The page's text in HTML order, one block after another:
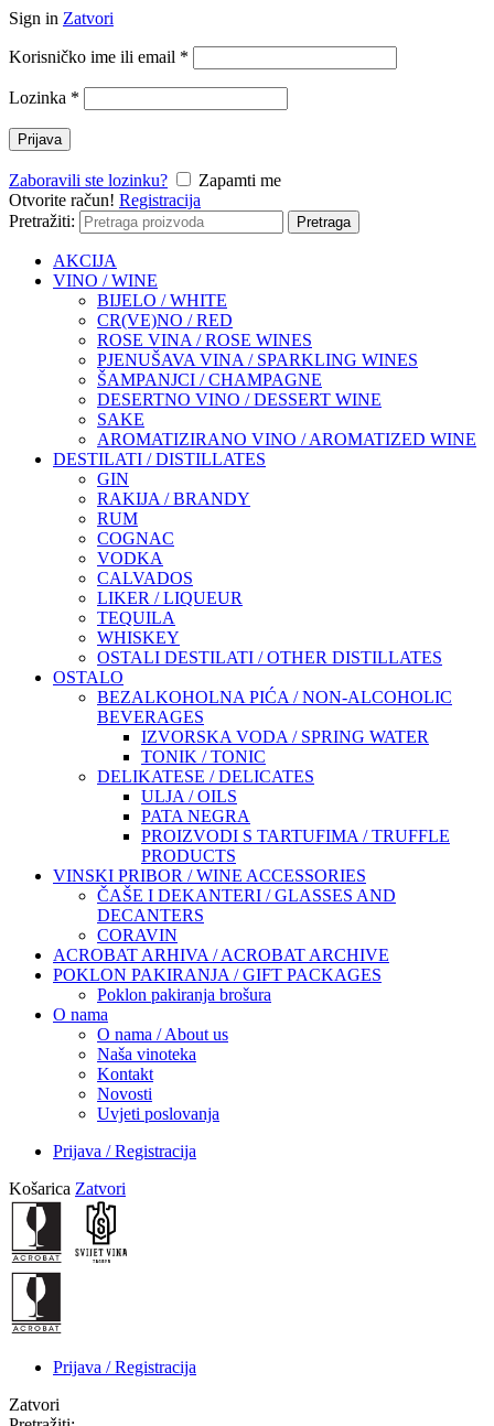
Sign in Zatvori
Korisničko ime ili email *
Lozinka *
Prijava
Zaboravili ste lozinku?
Zapamti me
Otvorite račun! Registracija
Pretražiti:
Pretraga
AKCIJA
VINO / WINE
BIJELO / WHITE
CR(VE)NO / RED
ROSE VINA / ROSE WINES
PJENUŠAVA VINA / SPARKLING WINES
ŠAMPANJCI / CHAMPAGNE
DESERTNO VINO / DESSERT WINE
SAKE
AROMATIZIRANO VINO / AROMATIZED WINE
DESTILATI / DISTILLATES
GIN
RAKIJA / BRANDY
RUM
COGNAC
VODKA
CALVADOS
LIKER / LIQUEUR
TEQUILA
WHISKEY
OSTALI DESTILATI / OTHER DISTILLATES
OSTALO
BEZALKOHOLNA PIĆA / NON-ALCOHOLIC
BEVERAGES
IZVORSKA VODA / SPRING WATER
TONIK / TONIC
DELIKATESE / DELICATES
ULJA / OILS
PATA NEGRA
PROIZVODI S TARTUFIMA / TRUFFLE
PRODUCTS
VINSKI PRIBOR / WINE ACCESSORIES
ČAŠE I DEKANTERI / GLASSES AND
DECANTERS
CORAVIN
ACROBAT ARHIVA / ACROBAT ARCHIVE
POKLON PAKIRANJA / GIFT PACKAGES
Poklon pakiranja brošura
O nama
O nama / About us
Naša vinoteka
Kontakt
Novosti
Uvjeti poslovanja
Prijava / Registracija
Košarica Zatvori
Prijava / Registracija
Zatvori